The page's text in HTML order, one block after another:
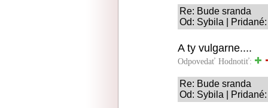
Re: Bude sranda
Od: Sybila |
A ty vulgarne....
Odpovedať Hodnotiť:
Re: Bude sranda
Od: Sybila |